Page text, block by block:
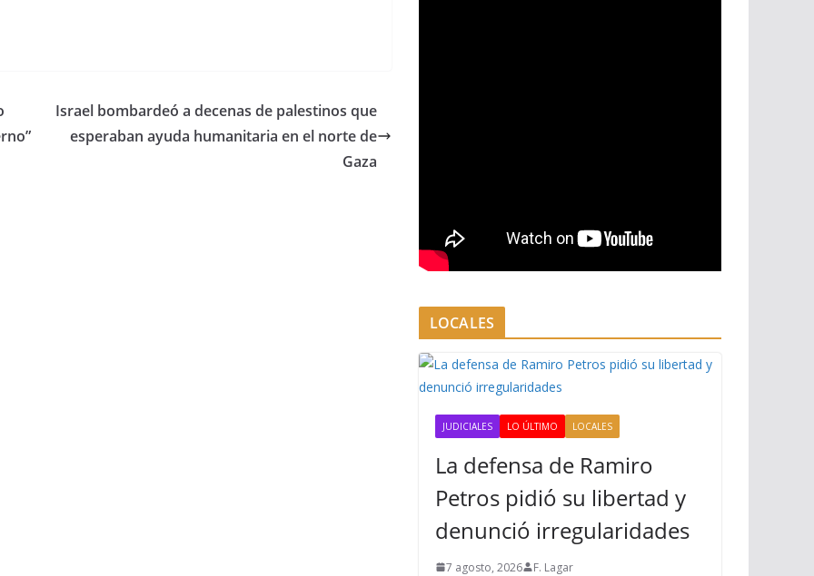
Israel bombardeó a decenas de palestinos que
esperaban ayuda humanitaria en el norte de
Gaza
LOCALES
JUDICIALES LO ÚLTIMO LOCALES
La defensa de Ramiro
Petros pidió su libertad y
denunció irregularidades
7 agosto, 2026 F. Lagar